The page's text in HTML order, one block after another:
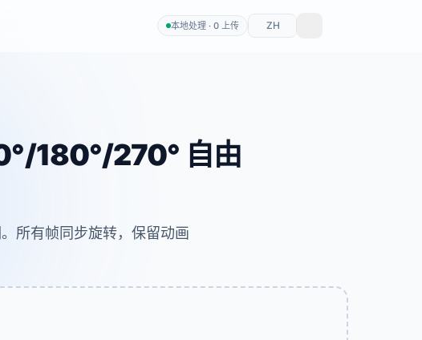
本地处理 · 0 上传 ZH
180°/270° 自由
所有帧同步旋转，保留动画